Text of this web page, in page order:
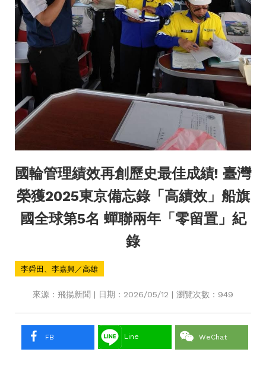
國輪管理績效再創歷史最佳成績! 臺灣
榮獲2025東京備忘錄「高績效」船旗
國全球第5名 蟬聯兩年「零留置」紀
錄
李舜田、李嘉興／高雄
來源：飛揚新聞 | 日期：2026/05/12 | 瀏覽次數：949
FB Line WeChat